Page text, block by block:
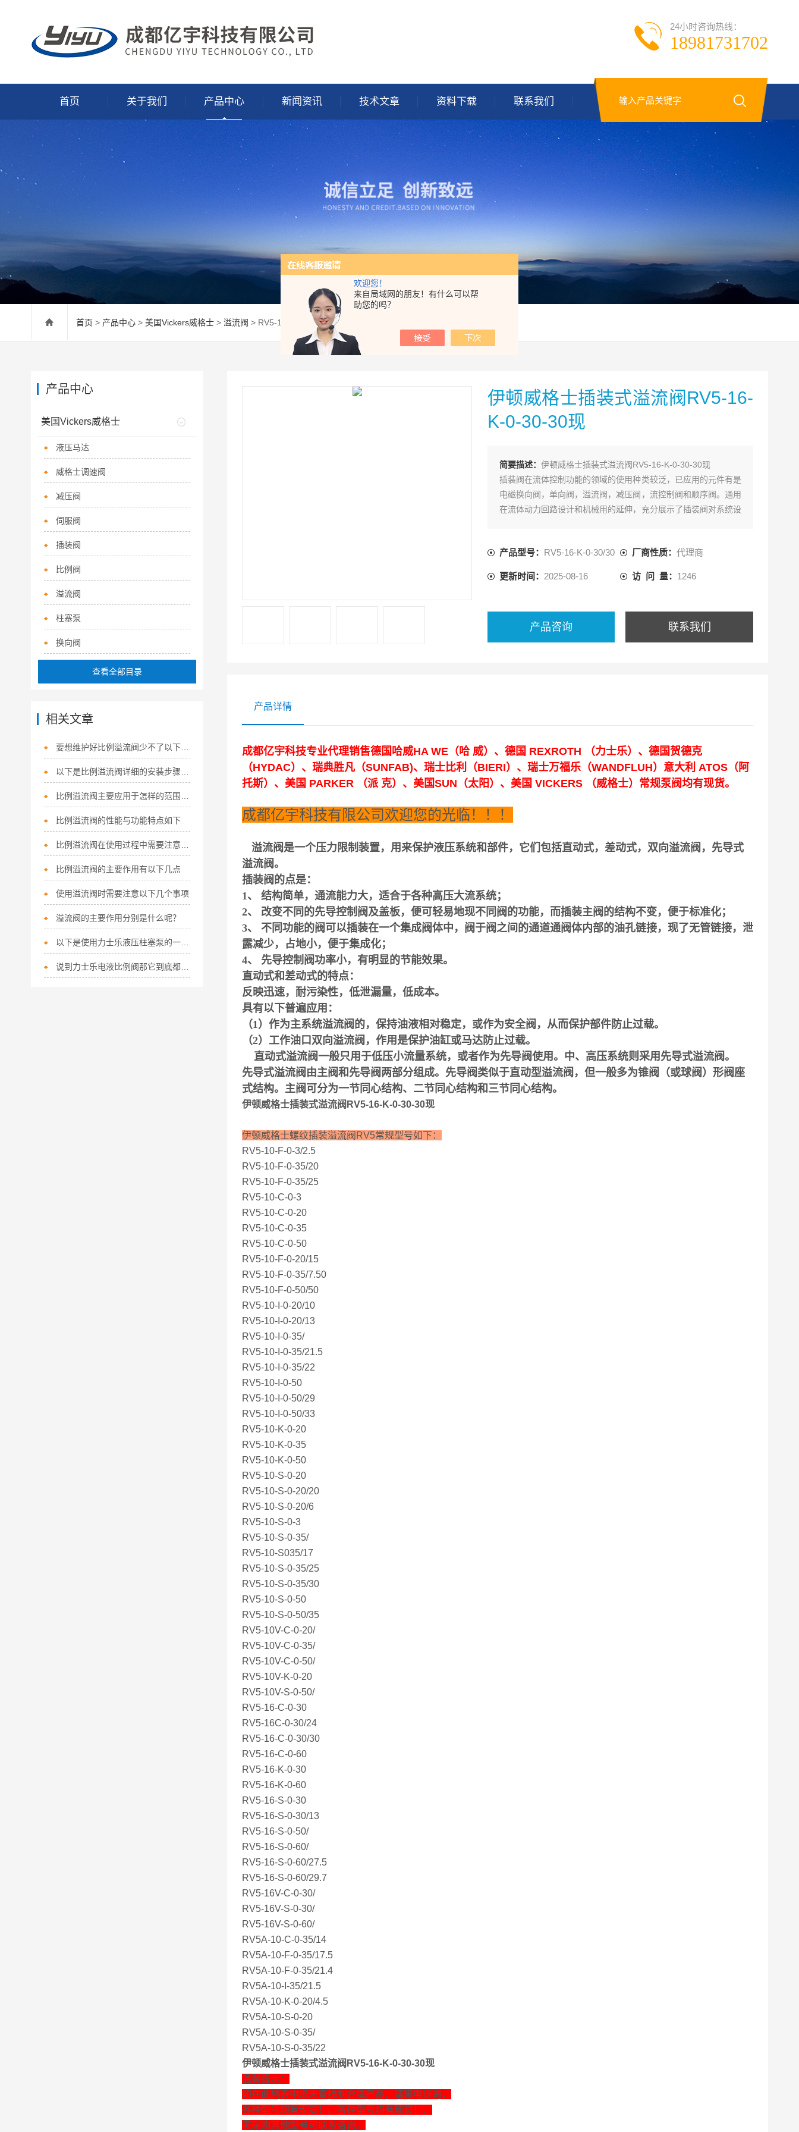
欢迎您！
来自局域网的朋友！有什么可以帮
助您的吗？
24小时咨询热线：
18981731702
首页 关于我们 产品中心 新闻资讯 技术文章 资料下载 联系我们
首页 > 产品中心 > 美国Vickers威格士 > 溢流阀 > RV5-16-K-0-30/30伊顿威格士插装式溢流阀RV5-16-K-0-30-30现
伊顿威格士插装式溢流阀RV5-16-
K-0-30-30现
简要描述： 伊顿威格士插装式溢流阀RV5-16-K-0-30-30现
插装阀在流体控制功能的领域的使用种类较泛，已应用的元件有是
电磁换向阀，单向阀，溢流阀，减压阀，流控制阀和顺序阀。通用
在流体动力回路设计和机械用的延伸，充分展示了插装阀对系统设
产品型号： RV5-16-K-0-30/30 厂商性质：代理商
更新时间： 2025-08-16 访 问 量： 1246
产品咨询 联系我们
产品详情
成都亿宇科技专业代理销售德国哈威HA WE（哈 威）、德国 REXROTH （力士乐）、德国贺德克
（HYDAC）、瑞典胜凡（SUNFAB)、瑞士比利（BIERI）、瑞士万福乐（WANDFLUH）意大利 ATOS（阿
托斯）、美国 PARKER （派 克）、美国SUN（太阳）、美国 VICKERS （威格士）常规泵阀均有现货。
成都亿宇科技有限公司欢迎您的光临！！！
溢流阀是一个压力限制装置，用来保护液压系统和部件，它们包括直动式，差动式，双向溢流阀，先导式
溢流阀。
插装阀的点是：
1、 结构简单，通流能力大，适合于各种高压大流系统；
2、 改变不同的先导控制阀及盖板，便可轻易地现不同阀的功能，而插装主阀的结构不变，便于标准化；
3、 不同功能的阀可以插装在一个集成阀体中，阀于阀之间的通道通阀体内部的油孔链接，现了无管链接，泄
露减少，占地小，便于集成化；
4、 先导控制阀功率小，有明显的节能效果。
直动式和差动式的特点：
反映迅速，耐污染性，低泄漏量，低成本。
具有以下普遍应用：
（1）作为主系统溢流阀的，保持油液相对稳定，或作为安全阀，从而保护部件防止过载。
（2）工作油口双向溢流阀，作用是保护油缸或马达防止过载。
直动式溢流阀一般只用于低压小流量系统，或者作为先导阀使用。 中、高压系统则采用先导式溢流阀。
先导式溢流阀由主阀和先导阀两部分组成。先导阀类似于直动型溢流阀，但一般多为锥阀（或球阀）形阀座
式结构。主阀可分为一节同心结构、二节同心结构和三节同心结构。
伊顿威格士插装式溢流阀RV5-16-K-0-30-30现
伊顿威格士螺纹插装溢流阀RV5常规型号如下：
RV5-10-F-0-3/2.5
RV5-10-F-0-35/20
RV5-10-F-0-35/25
RV5-10-C-0-3
RV5-10-C-0-20
RV5-10-C-0-35
RV5-10-C-0-50
RV5-10-F-0-20/15
RV5-10-F-0-35/7.50
RV5-10-F-0-50/50
RV5-10-I-0-20/10
RV5-10-I-0-20/13
RV5-10-I-0-35/
RV5-10-I-0-35/21.5
RV5-10-I-0-35/22
RV5-10-I-0-50
RV5-10-I-0-50/29
RV5-10-I-0-50/33
RV5-10-K-0-20
RV5-10-K-0-35
RV5-10-K-0-50
RV5-10-S-0-20
RV5-10-S-0-20/20
RV5-10-S-0-20/6
RV5-10-S-0-3
RV5-10-S-0-35/
RV5-10-S035/17
RV5-10-S-0-35/25
RV5-10-S-0-35/30
RV5-10-S-0-50
RV5-10-S-0-50/35
RV5-10V-C-0-20/
RV5-10V-C-0-35/
RV5-10V-C-0-50/
RV5-10V-K-0-20
RV5-10V-S-0-50/
RV5-16-C-0-30
RV5-16C-0-30/24
RV5-16-C-0-30/30
RV5-16-C-0-60
RV5-16-K-0-30
RV5-16-K-0-60
RV5-16-S-0-30
RV5-16-S-0-30/13
RV5-16-S-0-50/
RV5-16-S-0-60/
RV5-16-S-0-60/27.5
RV5-16-S-0-60/29.7
RV5-16V-C-0-30/
RV5-16V-S-0-30/
RV5-16V-S-0-60/
RV5A-10-C-0-35/14
RV5A-10-F-0-35/17.5
RV5A-10-F-0-35/21.4
RV5A-10-I-35/21.5
RV5A-10-K-0-20/4.5
RV5A-10-S-0-20
RV5A-10-S-0-35/
RV5A-10-S-0-35/22
伊顿威格士插装式溢流阀RV5-16-K-0-30-30现
温馨提示：
如在此列表中您未查找到合适产品，请来电详询，
各种型号均有现货！、各种型号均有现货！、
需采购其他型号可联系咨询。
产品中心
美国Vickers威格士
液压马达
威格士调速阀
减压阀
伺服阀
插装阀
比例阀
溢流阀
柱塞泵
换向阀
查看全部目录
相关文章
要想维护好比例溢流阀少不了以下步骤！
比例溢流阀的性能与功能特点如下
比例溢流阀的主要作用有以下几点
使用溢流阀时需要注意以下几个事项
溢流阀的主要作用分别是什么呢？
以下是使用力士乐液压柱塞泵的一些技巧
说到力士乐电液比例阀那它到底都有哪些优势呢？